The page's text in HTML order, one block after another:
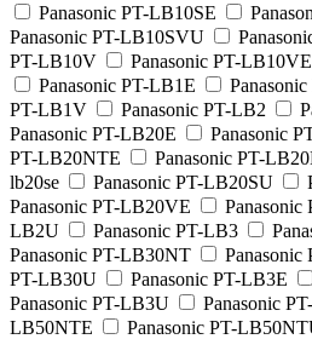
Panasonic PT-LB10SE
Panasonic PT-LB10SVU
PT-LB10V
Panasonic PT-LB10VE
Panasonic PT-LB1E
PT-LB1V
Panasonic PT-LB2
Panasonic PT-LB20E
Panasonic
PT-LB20NTE
Panasonic PT-
lb20se
Panasonic PT-LB20SU
Panasonic PT-LB20VE
Panasonic
LB2U
Panasonic PT-LB3
Panasonic PT-LB30NT
PT-LB30U
Panasonic PT-LB3E
Panasonic PT-LB3U
Panasonic
LB50NTE
Panasonic PT-